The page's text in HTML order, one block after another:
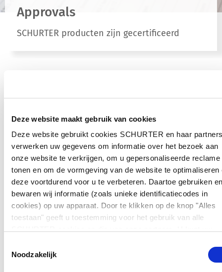
Deze website maakt gebruik van cookies
Deze website gebruikt cookies SCHURTER en haar
verwerken uw gegevens om informatie over het bezoek aan
onze website te verkrijgen, om u gepersonaliseerde reclame
tonen en om de vormgeving van de website te optimaliseren
deze voortdurend voor u te verbeteren. Daartoe gebruiken
bewaren wij informatie (zoals unieke identificatiecodes in
cookies) op uw apparaat. Door te klikken op de knop "Alles
toestaan" geeft u toestemming voor het gebruik van alle
""Cookievoorkeuren beheren"" te klikken. Deze keuzes
doorgegeven aan onze partners en hebben geen invloed op
Noodzakelijk
Approvals
SCHURTER producten zijn gecertificeerd